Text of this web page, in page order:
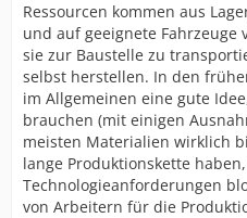
Ressourcen kommen aus
und auf geeignete
sie zur Baustelle zu
selbst herstellen. In den
im Allgemeinen eine gute
brauchen (mit einigen
meisten Materialien wirklich
lange Produktionskette
Technologieanforderungen
von Arbeitern für die